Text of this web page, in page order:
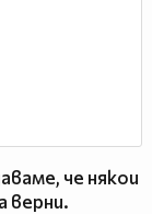
че някои
верни.